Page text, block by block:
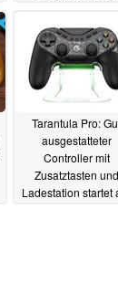
Tarantula Pro:
ausgestatteter
Controller mit
Zusatztasten und
Ladestation startet